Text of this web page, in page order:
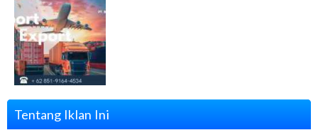
Tentang Iklan Ini